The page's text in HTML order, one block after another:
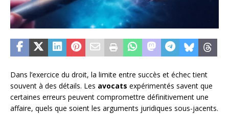
Dans l’exercice du droit, la limite entre succès et échec tient
souvent à des détails. Les avocats expérimentés savent que
certaines erreurs peuvent compromettre définitivement une
affaire, quels que soient les arguments juridiques sous-jacents.